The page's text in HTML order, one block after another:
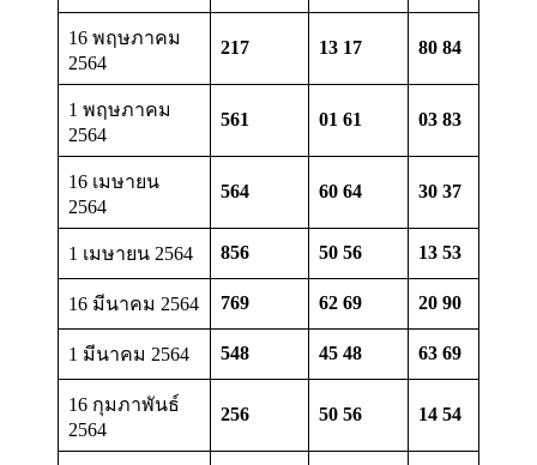
16 พฤษภาคม
2564
217 13 17 80 84
1 พฤษภาคม
2564
561 01 61 03 83
16 เมษายน
2564
564 60 64 30 37
1 เมษายน 2564 856 50 56 13 53
16 มีนาคม 2564 769 62 69 20 90
1 มีนาคม 2564 548 45 48 63 69
16 กุมภาพันธ์
2564
256 50 56 14 54